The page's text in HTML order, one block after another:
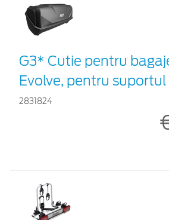
G3* Cutie pentru
Evolve, pentru suportul
2831824